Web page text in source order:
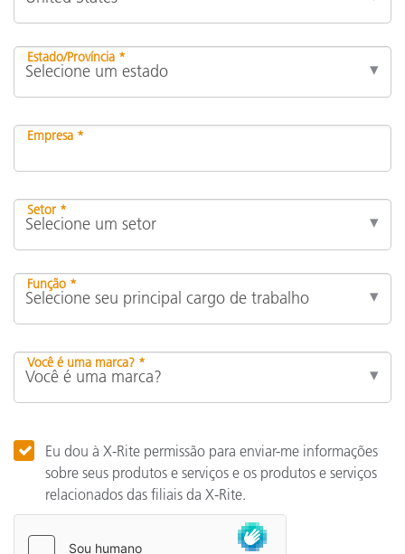
Estado/Província *
Empresa *
Setor *
Função *
Você é uma marca? *
Eu dou à X-Rite permissão para enviar-me informações
sobre seus produtos e serviços e os produtos e serviços
relacionados das filiais da X-Rite.